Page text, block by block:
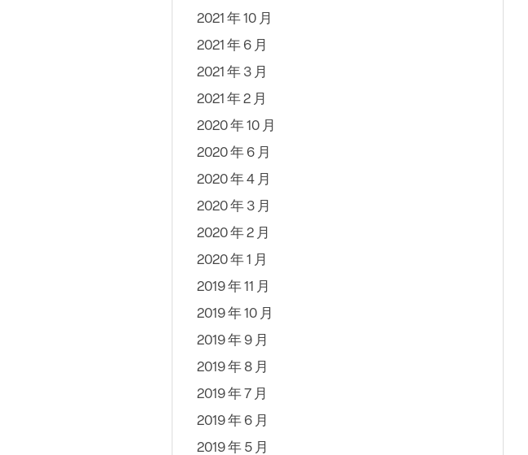
2021 年 10 月
2021 年 6 月
2021 年 3 月
2021 年 2 月
2020 年 10 月
2020 年 6 月
2020 年 4 月
2020 年 3 月
2020 年 2 月
2020 年 1 月
2019 年 11 月
2019 年 10 月
2019 年 9 月
2019 年 8 月
2019 年 7 月
2019 年 6 月
2019 年 5 月